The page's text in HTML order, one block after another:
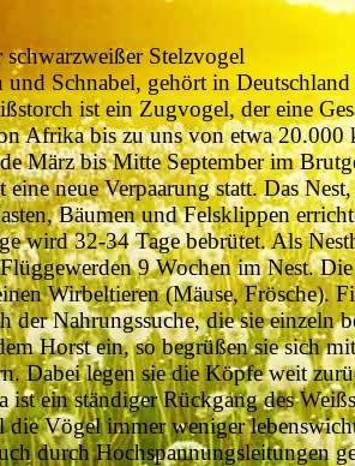
Stelzvogel
Schnabel, gehört in Deutschland
ist ein Zugvogel, der eine
Afrika bis zu uns von etwa 20.000
März bis Mitte September im
eine neue Verpaarung statt. Das
Bäumen und Felsklippen
wird 32-34 Tage bebrütet. Als
9 Wochen im Nest.
Wirbeltieren (Mäuse, Frösche).
der Nahrungssuche, die sie einzeln
Horst ein, so begrüßen sie sich
Dabei legen sie die Köpfe weit
ist ein ständiger Rückgang des
die Vögel immer weniger
durch Hochspannungsleitungen